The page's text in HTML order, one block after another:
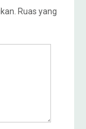
Ruas yang